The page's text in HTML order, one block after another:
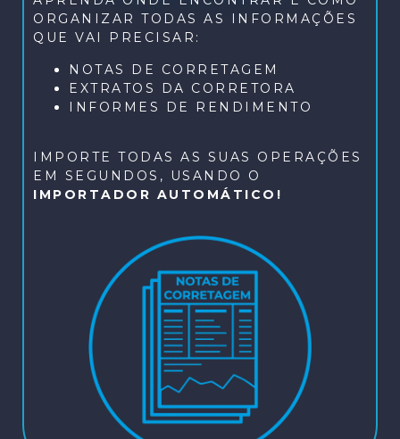
ORGANIZAR TODAS AS INFORMAÇÕES
QUE VAI PRECISAR:
NOTAS DE CORRETAGEM
EXTRATOS DA CORRETORA
INFORMES DE RENDIMENTO
IMPORTE TODAS AS SUAS OPERAÇÕES
EM SEGUNDOS, USANDO O
IMPORTADOR AUTOMÁTICO!